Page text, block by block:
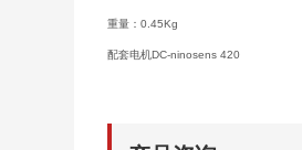
重量：0.45Kg
配套电机DC-ninosens 420